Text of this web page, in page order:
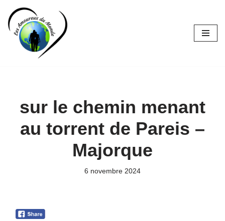
Aller
contenu
sur le chemin menant
au torrent de Pareis –
Majorque
6 novembre 2024